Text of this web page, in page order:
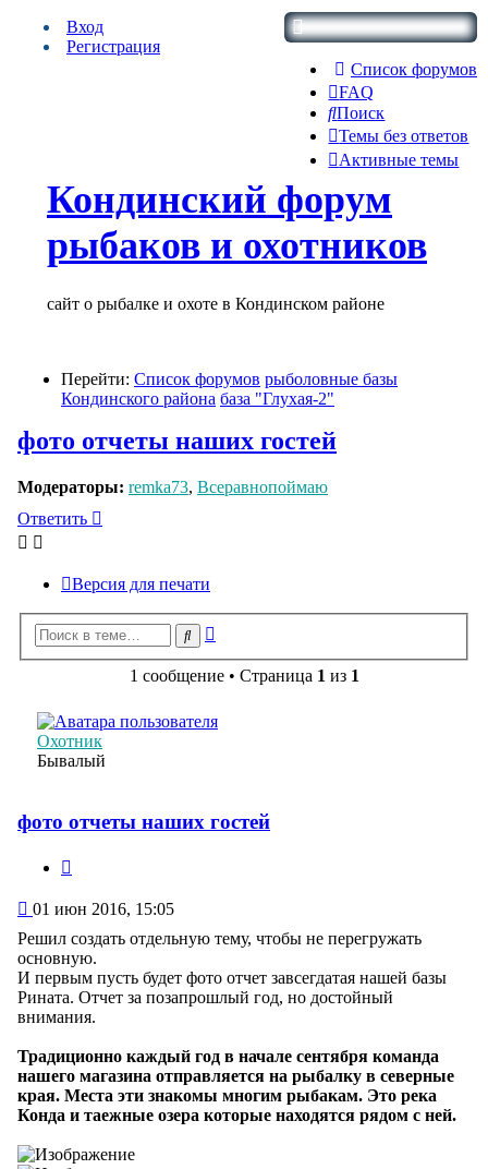
Список форумов
FAQ
Поиск
Темы без ответов
Активные темы
Вход
Регистрация
Кондинский форум
рыбаков и охотников
сайт о рыбалке и охоте в Кондинском районе
Перейти: Список форумов рыболовные базы
Кондинского района база "Глухая-2"
фото отчеты наших гостей
Модераторы: remka73, Всеравнопоймаю
Ответить
Версия для печати
Поиск
1 сообщение • Страница 1 из 1
Охотник
Бывалый
фото отчеты наших гостей
Сообщение
01 июн 2016, 15:05
Решил создать отдельную тему, чтобы не перегружать
основную.
И первым пусть будет фото отчет завсегдатая нашей базы
Рината. Отчет за позапрошлый год, но достойный
внимания.
Традиционно каждый год в начале сентября команда
нашего магазина отправляется на рыбалку в северные
края. Места эти знакомы многим рыбакам. Это река
Конда и таежные озера которые находятся рядом с ней.